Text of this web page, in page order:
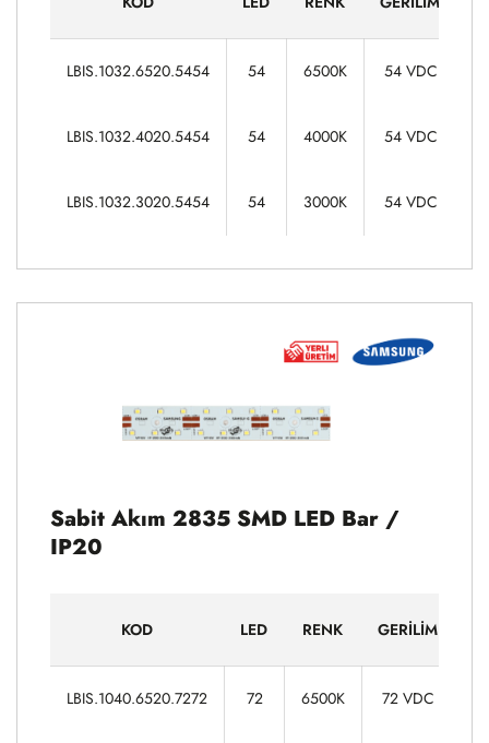
LBIS.1032.6520.5454 54 6500K 54 VDC
LBIS.1032.4020.5454 54 4000K 54 VDC
LBIS.1032.3020.5454 54 3000K 54 VDC
Sabit Akım 2835 SMD LED Bar /
IP20
KOD LED RENK GERILIM
LBIS.1040.6520.7272 72 6500K 72 VDC